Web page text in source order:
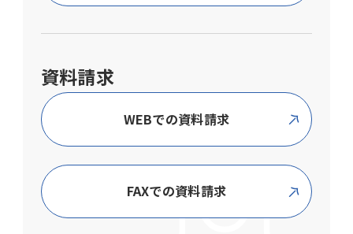
資料請求
WEBでの資料請求
FAXでの資料請求